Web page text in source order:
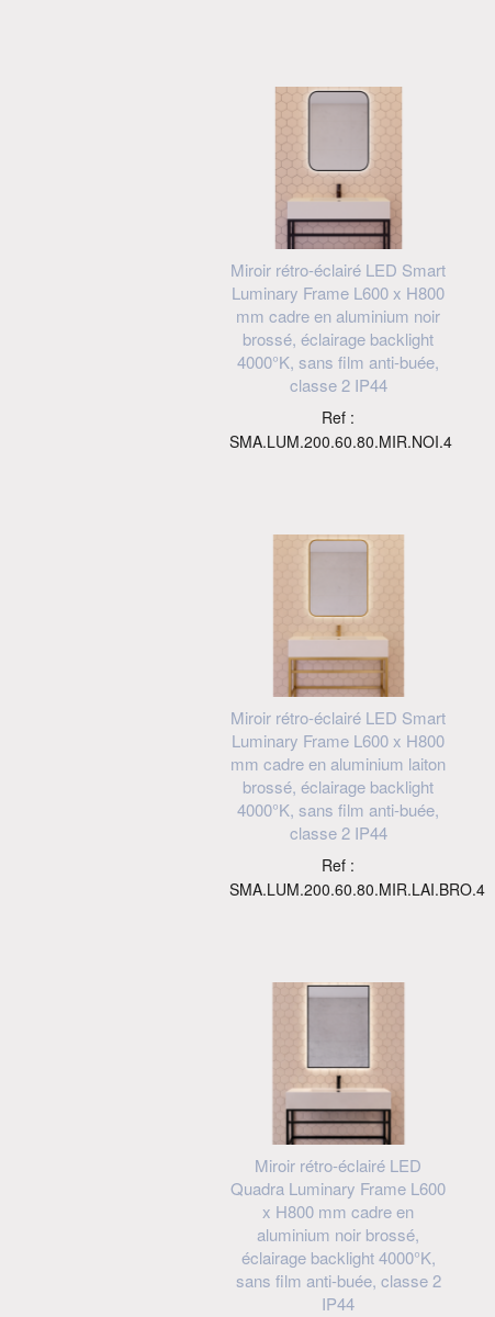
Miroir rétro-éclairé LED Smart
Luminary Frame L600 x H800
mm cadre en aluminium noir
brossé, éclairage backlight
4000°K, sans film anti-buée,
classe 2 IP44
Ref :
SMA.LUM.200.60.80.MIR.NOI.4
Miroir rétro-éclairé LED Smart
Luminary Frame L600 x H800
mm cadre en aluminium laiton
brossé, éclairage backlight
4000°K, sans film anti-buée,
classe 2 IP44
Ref :
SMA.LUM.200.60.80.MIR.LAI.BRO.4
Miroir rétro-éclairé LED
Quadra Luminary Frame L600
x H800 mm cadre en
aluminium noir brossé,
éclairage backlight 4000°K,
sans film anti-buée, classe 2
IP44